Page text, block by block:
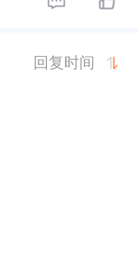
回复时间